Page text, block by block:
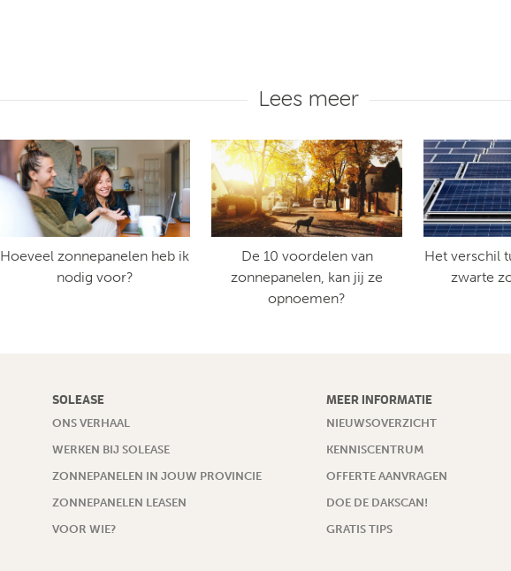
Lees meer
Hoeveel zonnepanelen heb ik
nodig voor?
De 10 voordelen van
zonnepanelen, kan jij ze
opnoemen?
Het verschil
zwarte
SOLEASE
ONS VERHAAL
WERKEN BIJ SOLEASE
ZONNEPANELEN IN JOUW PROVINCIE
ZONNEPANELEN LEASEN
VOOR WIE?
MEER INFORMATIE
NIEUWSOVERZICHT
KENNISCENTRUM
OFFERTE AANVRAGEN
DOE DE DAKSCAN!
GRATIS TIPS